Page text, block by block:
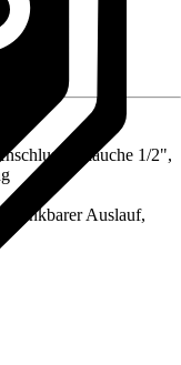
1/2",
Auslauf,